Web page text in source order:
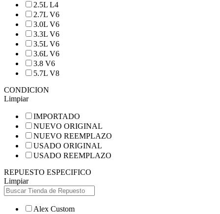
2.5L L4
2.7L V6
3.0L V6
3.3L V6
3.5L V6
3.6L V6
3.8 V6
5.7L V8
CONDICION
Limpiar
IMPORTADO
NUEVO ORIGINAL
NUEVO REEMPLAZO
USADO ORIGINAL
USADO REEMPLAZO
REPUESTO ESPECIFICO
Limpiar
Alex Custom